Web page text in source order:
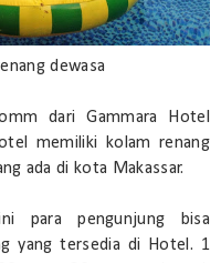
dewasa
dari Gammara Hotel
memiliki kolam renang
ada di kota Makassar.
para pengunjung bisa
yang tersedia di Hotel. 1